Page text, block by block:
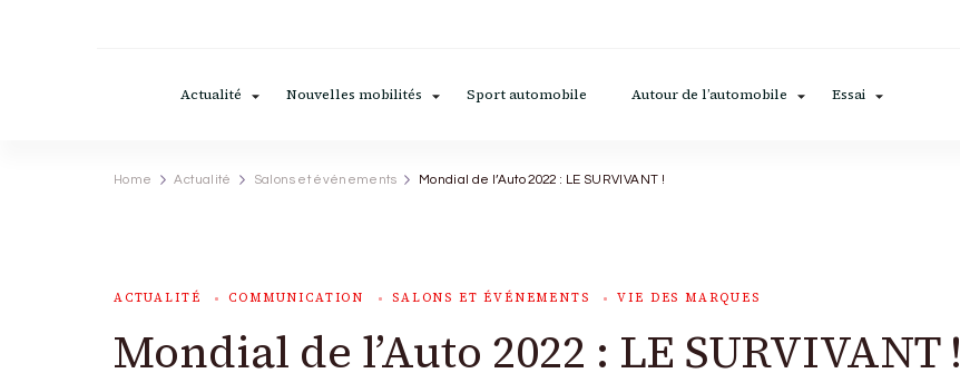
Actualité Nouvelles mobilités Sport automobile Autour de l’automobile Essai
Home Actualité Salons et événements Mondial de l’Auto 2022 : LE SURVIVANT !
ACTUALITÉ COMMUNICATION SALONS ET ÉVÉNEMENTS VIE DES MARQUES
Mondial de l’Auto 2022 : LE SURVIVANT !